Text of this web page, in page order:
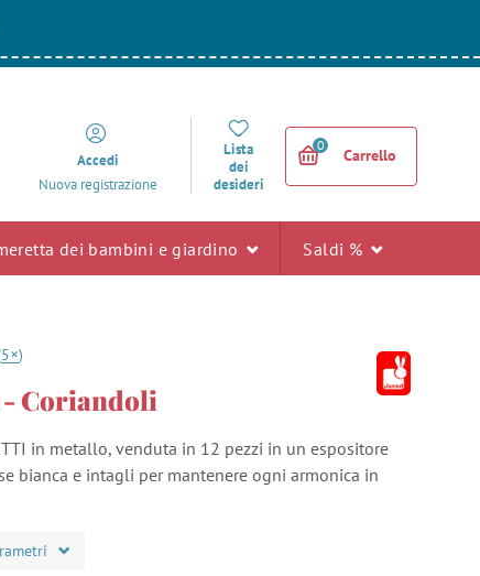
Accedi
Nuova registrazione
Lista
dei
desideri
0
Carrello
dei bambini e giardino Saldi %
5+)
Coriandoli
in metallo, venduta in 12 pezzi in un espositore
bianca e intagli per mantenere ogni armonica in